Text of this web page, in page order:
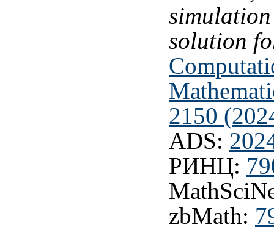
solution
2150
ADS:
РИНЦ:
zbMath: